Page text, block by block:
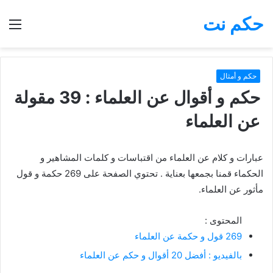
بحث
حكم نت
حكم و أمثال
حكم و أقوال عن العلماء : 39 مقولة
عن العلماء
عبارات و كلام عن العلماء من اقتباسات و كلمات المشاهير و
الحكماء قمنا بجمعها بعناية . تحتوي الصفحة على 269 حكمة و قول
مأثور عن العلماء.
المحتوى :
269 قول و حكمة عن العلماء
بالفيديو : أفضل 20 أقوال و حكم عن العلماء